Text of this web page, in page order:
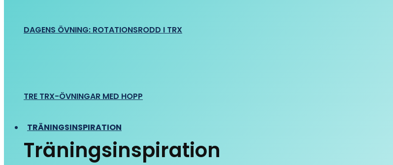
DAGENS ÖVNING: ROTATIONSRODD I TRX
TRE TRX-ÖVNINGAR MED HOPP
TRÄNINGSINSPIRATION
Träningsinspiration